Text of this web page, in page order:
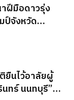
ฝีมือดาวรุ่ง
ป์จังหวัด
ยืนไว้อาลัยผู้
ทร์ นนทบุรี”